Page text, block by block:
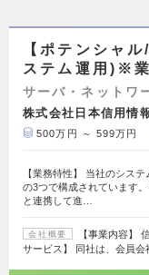
【ポテンシャ
ステム運用)※
サーバ・ネットワ
株式会社日本信用情
500万円 ～ 599万円
【業務特性】 当社のシス
の3つで構成されています
と連携して進…
会社概要
【事業内容】
サービス】 同社は、会員